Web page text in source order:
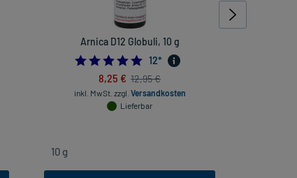
Arnica D12 Globuli, 10 g
5.0
12*
8,25 € 12,95 €
inkl. MwSt. zzgl. Versandkosten
Lieferbar